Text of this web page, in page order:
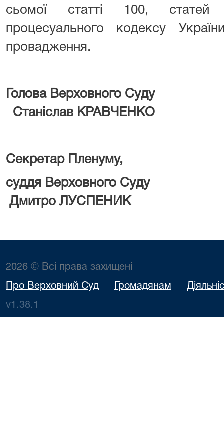
сьомої статті 100, статей
процесуального кодексу
провадження.
Голова
Станіслав КРАВЧЕНКО
Секретар Пленуму,
суддя
Дмитро ЛУСПЕНИК
2026 © Всі права захищені
Про Верховний Суд Громадянам
v1.38.1